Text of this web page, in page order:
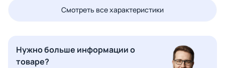
Смотреть все характеристики
Нужно больше информации о
товаре?